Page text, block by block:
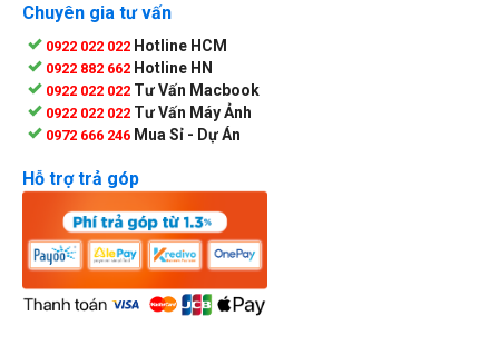
Chuyên gia tư vấn
0922 022 022 Hotline HCM
0922 882 662 Hotline HN
0922 022 022 Tư Vấn Macbook
0922 022 022 Tư Vấn Máy Ảnh
0972 666 246 Mua Sỉ - Dự Án
Hỗ trợ trả góp